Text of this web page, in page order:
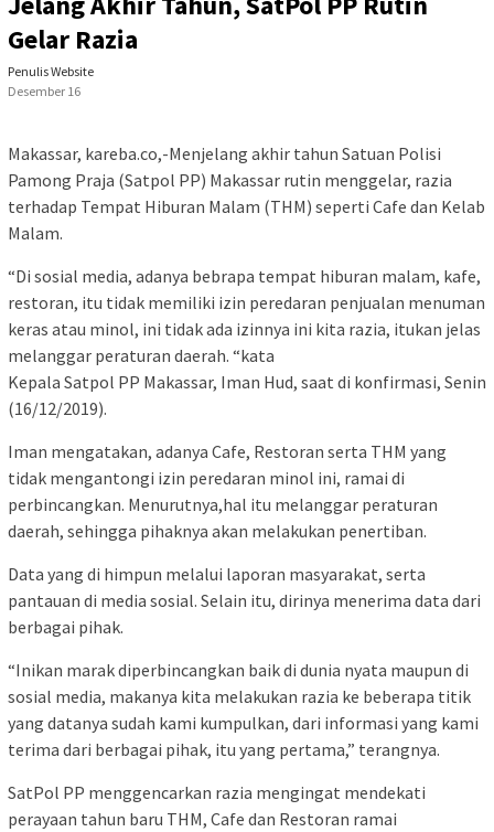
Gelar Razia
Penulis Website
Desember 16
Makassar, kareba.co,-Menjelang akhir tahun Satuan Polisi
Pamong Praja (Satpol PP) Makassar rutin menggelar, razia
terhadap Tempat Hiburan Malam (THM) seperti Cafe dan Kelab
Malam.
“Di sosial media, adanya bebrapa tempat hiburan malam, kafe,
restoran, itu tidak memiliki izin peredaran penjualan menuman
keras atau minol, ini tidak ada izinnya ini kita razia, itukan jelas
melanggar peraturan daerah. “kata
Kepala Satpol PP Makassar, Iman Hud, saat di konfirmasi, Senin
(16/12/2019).
Iman mengatakan, adanya Cafe, Restoran serta THM yang
tidak mengantongi izin peredaran minol ini, ramai di
perbincangkan. Menurutnya,hal itu melanggar peraturan
daerah, sehingga pihaknya akan melakukan penertiban.
Data yang di himpun melalui laporan masyarakat, serta
pantauan di media sosial. Selain itu, dirinya menerima data dari
berbagai pihak.
“Inikan marak diperbincangkan baik di dunia nyata maupun di
sosial media, makanya kita melakukan razia ke beberapa titik
yang datanya sudah kami kumpulkan, dari informasi yang kami
terima dari berbagai pihak, itu yang pertama,” terangnya.
SatPol PP menggencarkan razia mengingat mendekati
perayaan tahun baru THM, Cafe dan Restoran ramai